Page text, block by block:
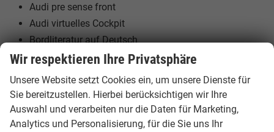
Audi pre sense front
Audi virtuelles Cockpit
Bordliteratur auf Deutsch
DAB+ Radioempfang
Dekoreinlagen Feinlack vulkangrau
Einparkhilfe hinten
Elektronische Wegfahrsperre
Wir respektieren Ihre Privatsphäre
Unsere Website setzt Cookies ein, um unsere Dienste für
Sie bereitzustellen. Hierbei berücksichtigen wir Ihre
Auswahl und verarbeiten nur die Daten für Marketing,
Analytics und Personalisierung, für die Sie uns Ihr